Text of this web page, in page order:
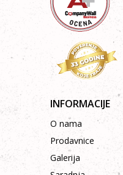
INFORMACIJE
O nama
Prodavnice
Galerija